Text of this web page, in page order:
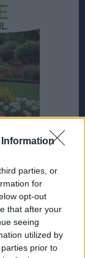
Information
parties, or
for
opt-out
that after your
seeing
utilized by
prior to